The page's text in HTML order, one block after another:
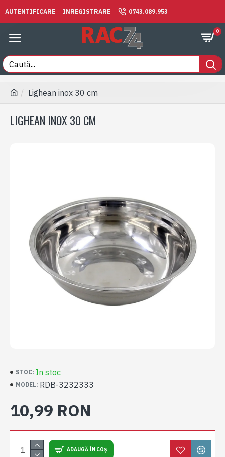
AUTENTIFICARE INREGISTRARE 0743.089.953
0
Lighean inox 30 cm
LIGHEAN INOX 30 CM
STOC: In stoc
MODEL: RDB-3232333
10,99 RON
ADAUGĂ ÎN COȘ